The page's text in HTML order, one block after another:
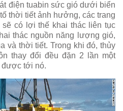
điện tuabin sức gió dưới biển
thời tiết ảnh hưởng, các trang
có lợi thế khai thác liên tục
thác nguồn năng lượng gió,
và thời tiết. Trong khi đó, thủy
thay đổi đều đặn 2 lần một
được tới nó.